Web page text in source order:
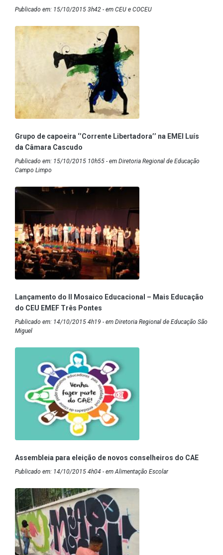
Publicado em: 15/10/2015 3h42 - em CEU e COCEU
Grupo de capoeira ‘’Corrente Libertadora’’ na EMEI Luís
da Câmara Cascudo
Publicado em: 15/10/2015 10h55 - em Diretoria Regional de Educação
Campo Limpo
Lançamento do II Mosaico Educacional – Mais Educação
do CEU EMEF Três Pontes
Publicado em: 14/10/2015 4h19 - em Diretoria Regional de Educação São
Miguel
Assembleia para eleição de novos conselheiros do CAE
Publicado em: 14/10/2015 4h04 - em Alimentação Escolar